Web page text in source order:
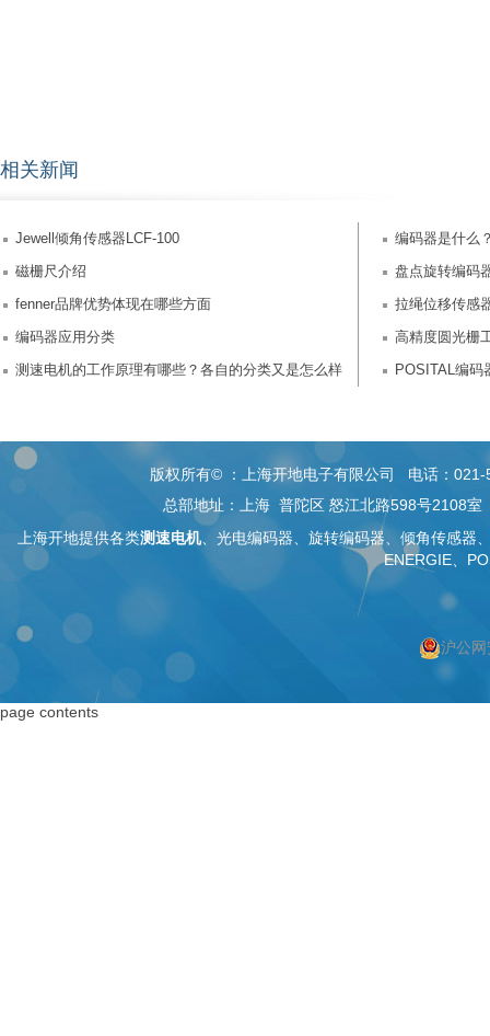
相关新闻
Jewell倾角传感器LCF-100
编码器是什么
磁栅尺介绍
盘点旋转编码
fenner品牌优势体现在哪些方面
拉绳位移传感
编码器应用分类
高精度圆光栅
测速电机的工作原理有哪些？各自的分类又是怎么样
POSITAL编码
版权所有© ：上海开地电子有限公司 电话：
总部地址：上海 普陀区 怒江北路598号2108室
上海开地提供各类测速电机、 光电编码器 、旋转编码器、 倾角传感器
ENERGIE、
沪公
page contents